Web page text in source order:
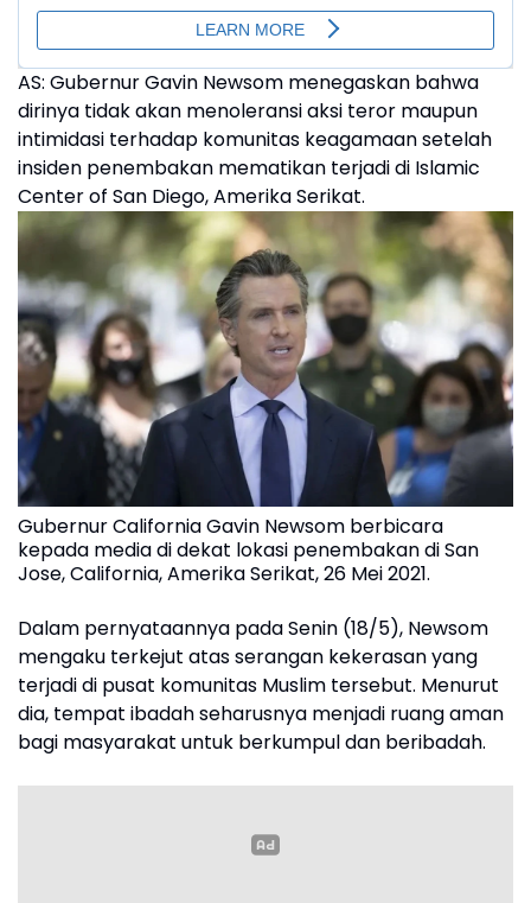
AS: Gubernur Gavin Newsom menegaskan bahwa
dirinya tidak akan menoleransi aksi teror maupun
intimidasi terhadap komunitas keagamaan setelah
insiden penembakan mematikan terjadi di Islamic
Center of San Diego, Amerika Serikat.
Gubernur California Gavin Newsom berbicara
kepada media di dekat lokasi penembakan di San
Jose, California, Amerika Serikat, 26 Mei 2021.
Dalam pernyataannya pada Senin (18/5), Newsom
mengaku terkejut atas serangan kekerasan yang
terjadi di pusat komunitas Muslim tersebut. Menurut
dia, tempat ibadah seharusnya menjadi ruang aman
bagi masyarakat untuk berkumpul dan beribadah.